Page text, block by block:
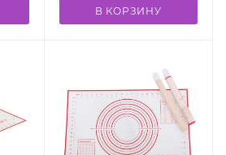
В КОРЗИНУ